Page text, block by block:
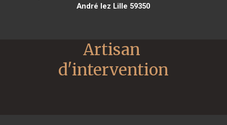
André lez Lille 59350
Artisan
d'intervention